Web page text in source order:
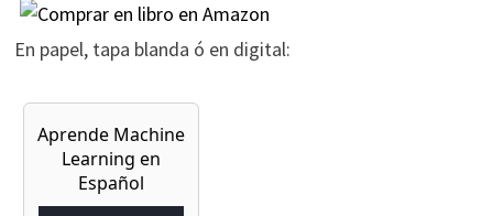
En papel, tapa blanda ó en digital: